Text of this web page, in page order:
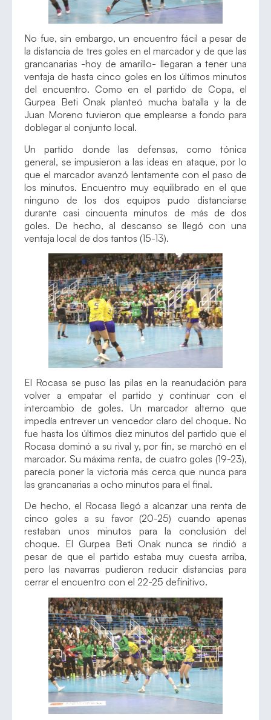
No fue, sin embargo, un encuentro fácil a pesar de
la distancia de tres goles en el marcador y de que las
grancanarias -hoy de amarillo- llegaran a tener una
ventaja de hasta cinco goles en los últimos minutos
del encuentro. Como en el partido de Copa, el
Gurpea Beti Onak planteó mucha batalla y la de
Juan Moreno tuvieron que emplearse a fondo para
doblegar al conjunto local.
Un partido donde las defensas, como tónica
general, se impusieron a las ideas en ataque, por lo
que el marcador avanzó lentamente con el paso de
los minutos. Encuentro muy equilibrado en el que
ninguno de los dos equipos pudo distanciarse
durante casi cincuenta minutos de más de dos
goles. De hecho, al descanso se llegó con una
ventaja local de dos tantos (15-13).
El Rocasa se puso las pilas en la reanudación para
volver a empatar el partido y continuar con el
intercambio de goles. Un marcador alterno que
impedía entrever un vencedor claro del choque. No
fue hasta los últimos diez minutos del partido que el
Rocasa dominó a su rival y, por fin, se marchó en el
marcador. Su máxima renta, de cuatro goles (19-23),
parecía poner la victoria más cerca que nunca para
las grancanarias a ocho minutos para el final.
De hecho, el Rocasa llegó a alcanzar una renta de
cinco goles a su favor (20-25) cuando apenas
restaban unos minutos para la conclusión del
choque. El Gurpea Beti Onak nunca se rindió a
pesar de que el partido estaba muy cuesta arriba,
pero las navarras pudieron reducir distancias para
cerrar el encuentro con el 22-25 definitivo.